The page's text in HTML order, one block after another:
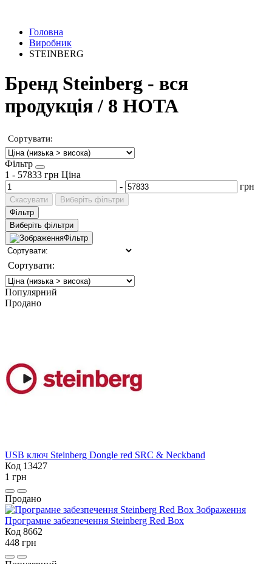
Головна
Виробник
STEINBERG
Бренд Steinberg - вся
продукція / 8 НОТА
Сортувати:
Фільтр
1 - 57833 грн Ціна
-
грн
Скасувати
Виберіть фільтри
Фільтр
Виберіть фільтри
Фільтр
Сортувати:
Популярний
Продано
USB ключ Steinberg Dongle red SRC & Neckband
Код 13427
1 грн
Продано
Програмне забезпечення Steinberg Red Box
Код 8662
448 грн